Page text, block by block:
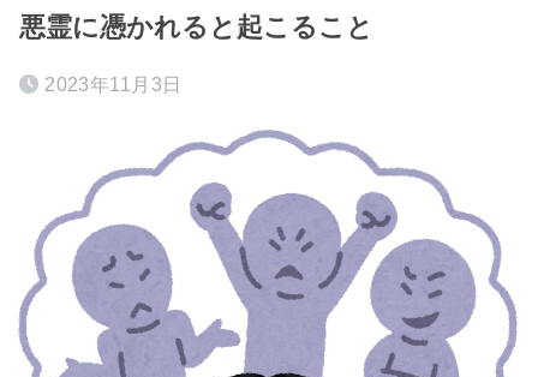
悪霊に憑かれると起こること
2023年11月3日